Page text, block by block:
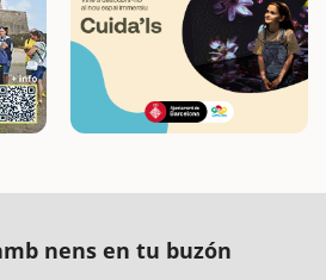
nens en tu buzón